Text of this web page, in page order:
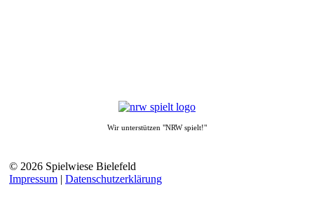
Wir unterstützen "NRW spielt!"
© 2026 Spielwiese Bielefeld
Impressum | Datenschutzerklärung